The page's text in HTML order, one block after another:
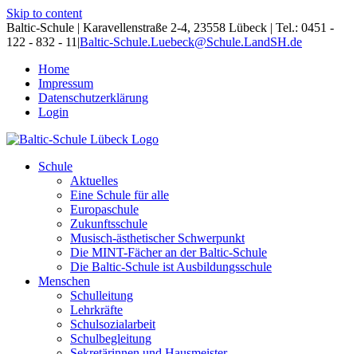
Skip to content
Baltic-Schule | Karavellenstraße 2-4, 23558 Lübeck | Tel.: 0451 -
122 - 832 - 11 |Baltic-Schule.Luebeck@Schule.LandSH.de
Home
Impressum
Datenschutzerklärung
Login
Schule
Aktuelles
Eine Schule für alle
Europaschule
Zukunftsschule
Musisch-ästhetischer Schwerpunkt
Die MINT-Fächer an der Baltic-Schule
Die Baltic-Schule ist Ausbildungsschule
Menschen
Schulleitung
Lehrkräfte
Schulsozialarbeit
Schulbegleitung